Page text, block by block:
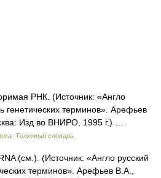
РНК. (Источник: «Англо
генетических терминов». Арефьев
Изд во ВНИРО, 1995 г.) …
Толковый словарь.
(см.). (Источник: «Англо русский
терминов». Арефьев В.А.,